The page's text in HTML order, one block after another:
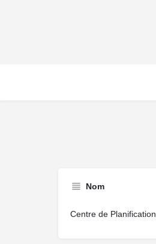
Nom
Centre de Planification